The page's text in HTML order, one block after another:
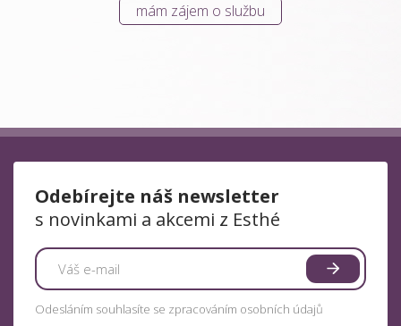
mám zájem o službu
Odebírejte náš newsletter
s novinkami a akcemi z Esthé
Odesláním souhlasíte se zpracováním osobních údajů